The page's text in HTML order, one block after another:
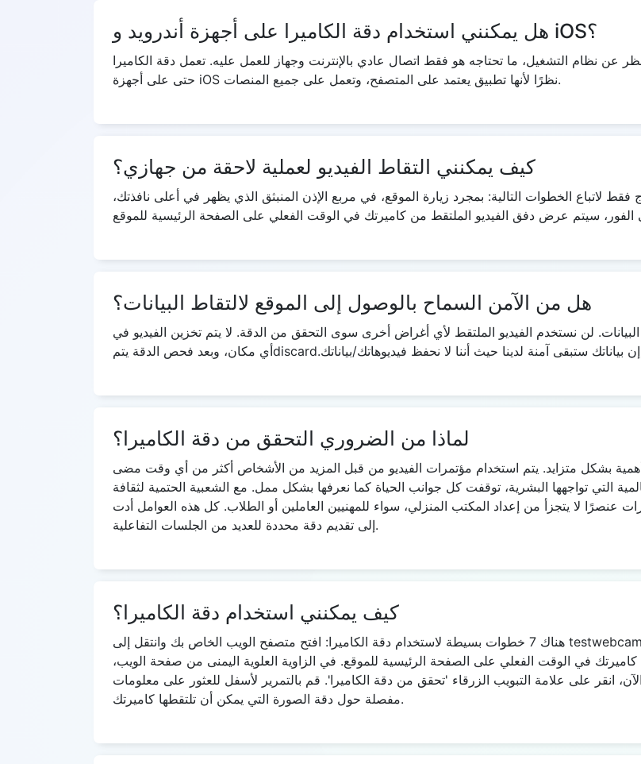
هل يمكنني استخدام دقة الكاميرا على أجهزة أندرويد و iOS؟
عن نظام التشغيل، ما تحتاجه هو فقط اتصال عادي بالإنترنت وجهاز للعمل عليه. تعمل دقة الكاميرا
حتى على أجهزة iOS نظرًا لأنها تطبيق يعتمد على المتصفح، وتعمل على جميع المنصات.
كيف يمكنني التقاط الفيديو لعملية لاحقة من جهازي؟
لاتباع الخطوات التالية: بمجرد زيارة الموقع، في مربع الإذن المنبثق الذي يظهر في أعلى نافذتك،
هل من الآمن السماح بالوصول إلى الموقع لالتقاط البيانات؟
لن نستخدم الفيديو الملتقط لأي أغراض أخرى سوى التحقق من الدقة. لا يتم تخزين الفيديو في
لماذا من الضروري التحقق من دقة الكاميرا؟
أهمية بشكل متزايد. يتم استخدام مؤتمرات الفيديو من قبل المزيد من الأشخاص أكثر من أي وقت مضى
التي تواجهها البشرية، توقفت كل جوانب الحياة كما نعرفها بشكل ممل. مع الشعبية الحتمية لثقافة
عنصرًا لا يتجزأ من إعداد المكتب المنزلي، سواء للمهنيين العاملين أو الطلاب. كل هذه العوامل أدت
إلى تقديم دقة محددة للعديد من الجلسات التفاعلية.
كيف يمكنني استخدام دقة الكاميرا؟
هناك 7 خطوات بسيطة لاستخدام دقة الكاميرا: افتح متصفح الويب الخاص بك وانتقل إلى testwebcams.com. في مربع الإذن المنبثق الذي يظهر في أعلى نافذتك،
في الوقت الفعلي على الصفحة الرئيسية للموقع. في الزاوية العلوية اليمنى من صفحة الويب،
انقر على علامة التبويب الزرقاء 'تحقق من دقة الكاميرا'. قم بالتمرير لأسفل للعثور على معلومات
مفصلة حول دقة الصورة التي يمكن أن تلتقطها كاميرتك.